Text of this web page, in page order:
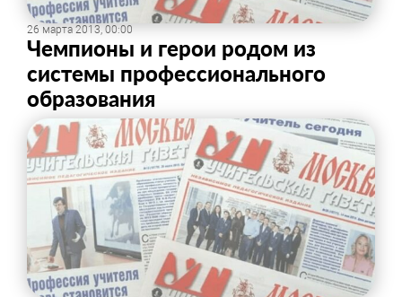
26 марта 2013, 00:00
Чемпионы и герои родом из
системы профессионального
образования